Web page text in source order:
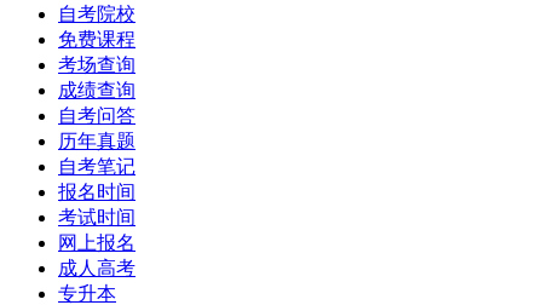
自考院校
免费课程
考场查询
成绩查询
自考问答
历年真题
自考笔记
报名时间
考试时间
网上报名
成人高考
专升本